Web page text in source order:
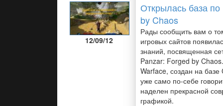
12/09/12
Открылась база
by Chaos
Рады сообщить вам о
игровых сайтов
знаний, посвященная
Panzar: Forged by
Warface, создан на базе
уже само по-себе
наделен прекрасной
графикой.